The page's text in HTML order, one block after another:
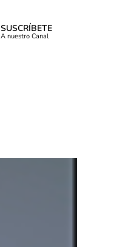
SUSCRÍBETE
A nuestro Canal